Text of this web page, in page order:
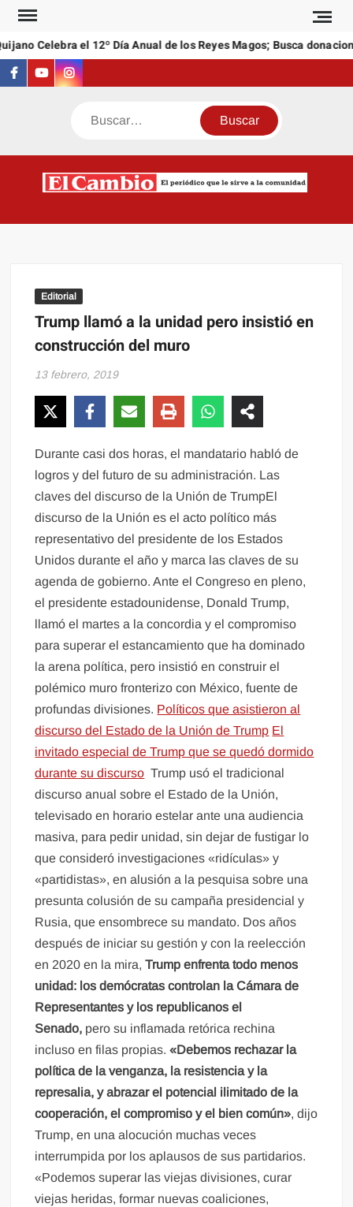
Saltar
contenidoCelebra el 12º Día Anual de los Reyes Magos; Busca
Facebook
YoutubeInstagram
Buscar
Editorial
Trump llamó a la unidad pero insistió en
construcción del muro
13 febrero, 2019
Durante casi dos horas, el mandatario habló de
logros y del futuro de su administración. Las
claves del discurso de la Unión de TrumpEl
discurso de la Unión es el acto político más
representativo del presidente de los Estados
Unidos durante el año y marca las claves de su
agenda de gobierno. Ante el Congreso en pleno,
el presidente estadounidense, Donald Trump,
llamó el martes a la concordia y el compromiso
para superar el estancamiento que ha dominado
la arena política, pero insistió en construir el
polémico muro fronterizo con México, fuente de
profundas divisiones. Políticos que asistieron al
discurso del Estado de la Unión de Trump El
invitado especial de Trump que se quedó dormido
durante su discurso Trump usó el tradicional
discurso anual sobre el Estado de la Unión,
televisado en horario estelar ante una audiencia
masiva, para pedir unidad, sin dejar de fustigar lo
que consideró investigaciones «ridículas» y
«partidistas», en alusión a la pesquisa sobre una
presunta colusión de su campaña presidencial y
Rusia, que ensombrece su mandato. Dos años
después de iniciar su gestión y con la reelección
en 2020 en la mira,Trump enfrenta todo menos
unidad: los demócratas controlan la Cámara de
Representantes y los republicanos el
Senado, pero su inflamada retórica rechina
incluso en filas propias.«Debemos rechazar la
política de la venganza, la resistencia y la
represalia, y abrazar el potencial ilimitado de la
cooperación, el compromiso y el bien común», dijo
Trump, en una alocución muchas veces
interrumpida por los aplausos de sus partidarios.
«Podemos superar las viejas divisiones, curar
viejas heridas, formar nuevas coaliciones,